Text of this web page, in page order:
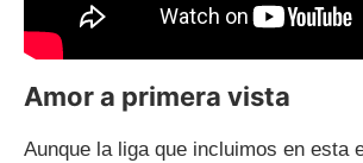
Amor a primera vista
Aunque la liga que incluimos en esta